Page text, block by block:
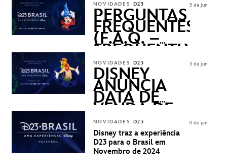
NOVIDADES D23
PERGUNTAS
FREQUENTES
(F.A.Q. –
FREQUENTLY
ASKED
QUESTIONS)
3 de jun
NOVIDADES D23
DISNEY
ANUNCIA
DATA DE
VENDA DE
INGRESSOS
PARA A D23
BRASIL -
UMA
3 de jun
NOVIDADES D23
Disney traz a experiência
D23 para o Brasil em
Novembro de 2024
11 de jan